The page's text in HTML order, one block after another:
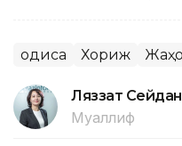
Ҳодиса Хориж
Ляззат
Муаллиф